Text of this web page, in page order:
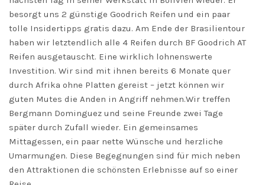
besorgt uns 2 günstige Goodrich Reifen und ein paar
tolle Insidertipps gratis dazu. Am Ende der Brasilientour
haben wir letztendlich alle 4 Reifen durch BF Goodrich AT
Reifen ausgetauscht. Eine wirklich lohnenswerte
Investition. Wir sind mit ihnen bereits 6 Monate quer
durch Afrika ohne Platten gereist – jetzt können wir
guten Mutes die Anden in Angriff nehmen.Wir treffen
Bergmann Dominguez und seine Freunde zwei Tage
später durch Zufall wieder. Ein gemeinsames
Mittagessen, ein paar nette Wünsche und herzliche
Umarmungen. Diese Begegnungen sind für mich neben
den Attraktionen die schönsten Erlebnisse auf so einer